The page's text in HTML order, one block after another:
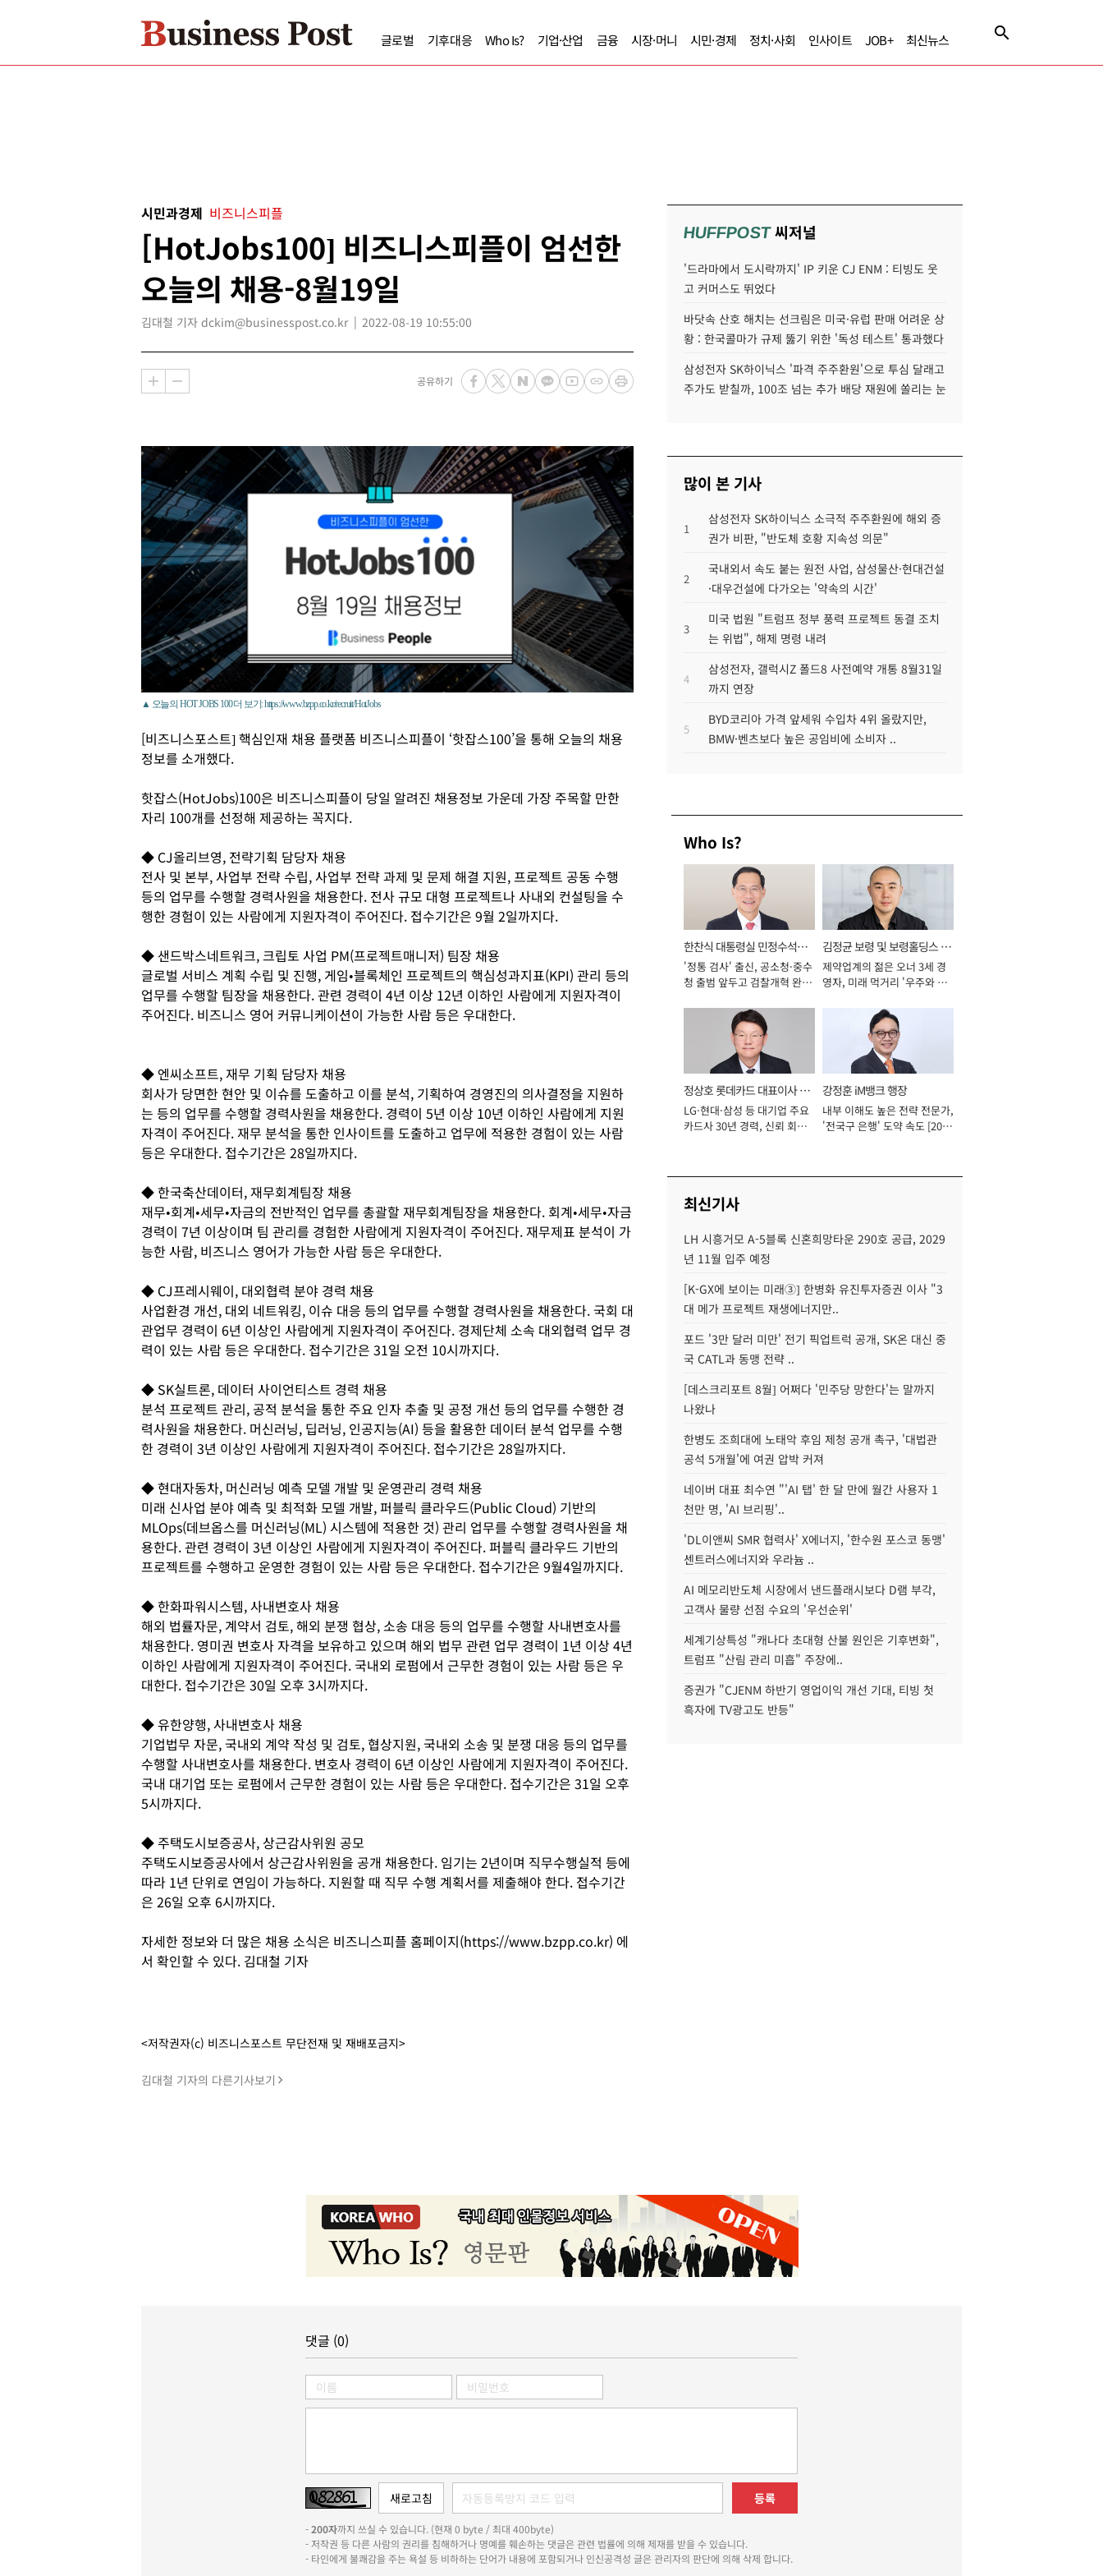
글로벌 기후대응 Who Is? 기업·산업 금융 시장·머니 시민·경제 정치·사회 인사이트 JOB+ 최신뉴스
시민과경제 비즈니스피플
[HotJobs100] 비즈니스피플이 엄선한
오늘의 채용-8월19일
김대철 기자 dckim@businesspost.co.kr 2022-08-19 10:55:00
공유하기
▲ 오늘의 HOT JOBS 100 더 보기: https://www.bzpp.co.kr/recruit/HotJobs
[비즈니스포스트] 핵심인재 채용 플랫폼 비즈니스피플이 ‘핫잡스100’을 통해 오늘의 채용
정보를 소개했다.
핫잡스(HotJobs)100은 비즈니스피플이 당일 알려진 채용정보 가운데 가장 주목할 만한
자리 100개를 선정해 제공하는 꼭지다.
◆ CJ올리브영, 전략기획 담당자 채용
전사 및 본부, 사업부 전략 수립, 사업부 전략 과제 및 문제 해결 지원, 프로젝트 공동 수행
등의 업무를 수행할 경력사원을 채용한다. 전사 규모 대형 프로젝트나 사내외 컨설팅을 수
행한 경험이 있는 사람에게 지원자격이 주어진다. 접수기간은 9월 2일까지다.
◆ 샌드박스네트워크, 크립토 사업 PM(프로젝트매니저) 팀장 채용
글로벌 서비스 계획 수립 및 진행, 게임•블록체인 프로젝트의 핵심성과지표(KPI) 관리 등의
업무를 수행할 팀장을 채용한다. 관련 경력이 4년 이상 12년 이하인 사람에게 지원자격이
주어진다. 비즈니스 영어 커뮤니케이션이 가능한 사람 등은 우대한다.
◆ 엔씨소프트, 재무 기획 담당자 채용
회사가 당면한 현안 및 이슈를 도출하고 이를 분석, 기획하여 경영진의 의사결정을 지원하
는 등의 업무를 수행할 경력사원을 채용한다. 경력이 5년 이상 10년 이하인 사람에게 지원
자격이 주어진다. 재무 분석을 통한 인사이트를 도출하고 업무에 적용한 경험이 있는 사람
등은 우대한다. 접수기간은 28일까지다.
◆ 한국축산데이터, 재무회계팀장 채용
재무•회계•세무•자금의 전반적인 업무를 총괄할 재무회계팀장을 채용한다. 회계•세무•자금
경력이 7년 이상이며 팀 관리를 경험한 사람에게 지원자격이 주어진다. 재무제표 분석이 가
능한 사람, 비즈니스 영어가 가능한 사람 등은 우대한다.
◆ CJ프레시웨이, 대외협력 분야 경력 채용
사업환경 개선, 대외 네트워킹, 이슈 대응 등의 업무를 수행할 경력사원을 채용한다. 국회 대
관업무 경력이 6년 이상인 사람에게 지원자격이 주어진다. 경제단체 소속 대외협력 업무 경
력이 있는 사람 등은 우대한다. 접수기간은 31일 오전 10시까지다.
◆ SK실트론, 데이터 사이언티스트 경력 채용
분석 프로젝트 관리, 공적 분석을 통한 주요 인자 추출 및 공정 개선 등의 업무를 수행한 경
력사원을 채용한다. 머신러닝, 딥러닝, 인공지능(AI) 등을 활용한 데이터 분석 업무를 수행
한 경력이 3년 이상인 사람에게 지원자격이 주어진다. 접수기간은 28일까지다.
◆ 현대자동차, 머신러닝 예측 모델 개발 및 운영관리 경력 채용
미래 신사업 분야 예측 및 최적화 모델 개발, 퍼블릭 클라우드(Public Cloud) 기반의
MLOps(데브옵스를 머신러닝(ML) 시스템에 적용한 것) 관리 업무를 수행할 경력사원을 채
용한다. 관련 경력이 3년 이상인 사람에게 지원자격이 주어진다. 퍼블릭 클라우드 기반의
프로젝트를 수행하고 운영한 경험이 있는 사람 등은 우대한다. 접수기간은 9월4일까지다.
◆ 한화파워시스템, 사내변호사 채용
해외 법률자문, 계약서 검토, 해외 분쟁 협상, 소송 대응 등의 업무를 수행할 사내변호사를
채용한다. 영미권 변호사 자격을 보유하고 있으며 해외 법무 관련 업무 경력이 1년 이상 4년
이하인 사람에게 지원자격이 주어진다. 국내외 로펌에서 근무한 경험이 있는 사람 등은 우
대한다. 접수기간은 30일 오후 3시까지다.
◆ 유한양행, 사내변호사 채용
기업법무 자문, 국내외 계약 작성 및 검토, 협상지원, 국내외 소송 및 분쟁 대응 등의 업무를
수행할 사내변호사를 채용한다. 변호사 경력이 6년 이상인 사람에게 지원자격이 주어진다.
국내 대기업 또는 로펌에서 근무한 경험이 있는 사람 등은 우대한다. 접수기간은 31일 오후
5시까지다.
◆ 주택도시보증공사, 상근감사위원 공모
주택도시보증공사에서 상근감사위원을 공개 채용한다. 임기는 2년이며 직무수행실적 등에
따라 1년 단위로 연임이 가능하다. 지원할 때 직무 수행 계획서를 제출해야 한다. 접수기간
은 26일 오후 6시까지다.
자세한 정보와 더 많은 채용 소식은 비즈니스피플 홈페이지(https://www.bzpp.co.kr) 에
서 확인할 수 있다. 김대철 기자
<저작권자(c) 비즈니스포스트 무단전재 및 재배포금지>
김대철 기자의 다른기사보기
HUFFPOST씨저널
'드라마에서 도시락까지' IP 키운 CJ ENM : 티빙도 웃
고 커머스도 뛰었다
바닷속 산호 해치는 선크림은 미국·유럽 판매 어려운 상
황 : 한국콜마가 규제 뚫기 위한 '독성 테스트' 통과했다
삼성전자 SK하이닉스 '파격 주주환원'으로 투심 달래고
주가도 받칠까, 100조 넘는 추가 배당 재원에 쏠리는 눈
많이 본 기사
1
삼성전자 SK하이닉스 소극적 주주환원에 해외 증
권가 비판, "반도체 호황 지속성 의문"
2
국내외서 속도 붙는 원전 사업, 삼성물산·현대건설
·대우건설에 다가오는 '약속의 시간'
3
미국 법원 "트럼프 정부 풍력 프로젝트 동결 조치
는 위법", 해제 명령 내려
4
삼성전자, 갤럭시Z 폴드8 사전예약 개통 8월31일
까지 연장
5
BYD코리아 가격 앞세워 수입차 4위 올랐지만,
BMW·벤츠보다 높은 공임비에 소비자 ..
Who Is?
한찬식 대통령실 민정수석비
서관
'정통 검사' 출신, 공소청·중수
청 출범 앞두고 검찰개혁 완수
김정균 보령 및 보령홀딩스 대
표이사 사장
제약업계의 젊은 오너 3세 경
영자, 미래 먹거리 '우주와 헬
정상호 롯데카드 대표이사 사
장
LG·현대·삼성 등 대기업 주요
카드사 30년 경력, 신뢰 회복
강정훈 iM뱅크 행장
내부 이해도 높은 전략 전문가,
'전국구 은행' 도약 속도 [2026
최신기사
LH 시흥거모 A-5블록 신혼희망타운 290호 공급, 2029
년 11월 입주 예정
[K-GX에 보이는 미래③] 한병화 유진투자증권 이사 "3
대 메가 프로젝트 재생에너지만..
포드 '3만 달러 미만' 전기 픽업트럭 공개, SK온 대신 중
국 CATL과 동맹 전략 ..
[데스크리포트 8월] 어쩌다 '민주당 망한다'는 말까지
나왔나
한병도 조희대에 노태악 후임 제청 공개 촉구, '대법관
공석 5개월'에 여권 압박 커져
네이버 대표 최수연 "'AI 탭' 한 달 만에 월간 사용자 1
천만 명, 'AI 브리핑'..
'DL이앤씨 SMR 협력사' X에너지, '한수원 포스코 동맹'
센트러스에너지와 우라늄 ..
AI 메모리반도체 시장에서 낸드플래시보다 D램 부각,
고객사 물량 선점 수요의 '우선순위'
세계기상특성 "캐나다 초대형 산불 원인은 기후변화",
트럼프 "산림 관리 미흡" 주장에..
증권가 "CJENM 하반기 영업이익 개선 기대, 티빙 첫
흑자에 TV광고도 반등"
댓글 (0)
등록
-200자까지 쓰실 수 있습니다. (현재 0 byte / 최대 400byte)
- 저작권 등 다른 사람의 권리를 침해하거나 명예를 훼손하는 댓글은 관련 법률에 의해 제재를 받을 수 있습니다.
- 타인에게 불쾌감을 주는 욕설 등 비하하는 단어가 내용에 포함되거나 인신공격성 글은 관리자의 판단에 의해 삭제 합니다.